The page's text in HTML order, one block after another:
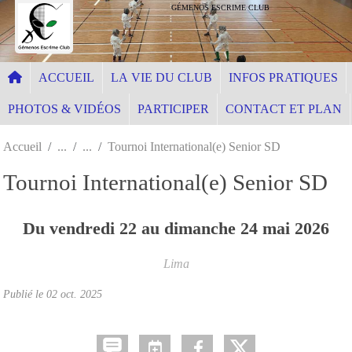
GÉMENOS ESCRIME CLUB
ACCUEIL LA VIE DU CLUB INFOS PRATIQUES
PHOTOS & VIDÉOS PARTICIPER CONTACT ET PLAN
Accueil Tournoi International(e) Senior SD
Tournoi International(e) Senior SD
Du vendredi 22 au dimanche 24 mai 2026
Lima
Publié le 02 oct. 2025
Panneau de gestion des cookies